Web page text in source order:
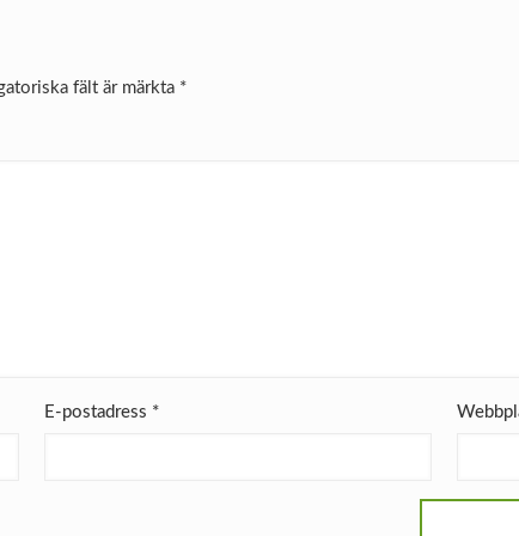
fält är märkta *
E-postadress *